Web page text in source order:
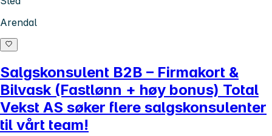
Arendal
Salgskonsulent B2B – Firmakort &
Bilvask (Fastlønn + høy bonus) Total
Vekst AS søker flere salgskonsulenter
til vårt team!